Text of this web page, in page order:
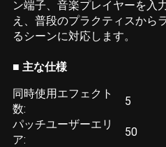
ン端子、音楽プレイヤーを入
え、普段のプラクティスから
るシーンに対応します。
■ 主な仕様
同時使用エフェクト
数:
5
パッチユーザーエリ
ア:
50